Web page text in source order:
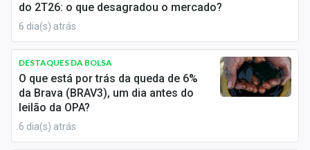
Central de Fundos Imobiliários
Central dos IPOs
Renda Fixa
Finanças Pessoais
do 2T26: o que desagradou o mercado?
6 dia(s) atrás
DESTAQUES DA BOLSA
O que está por trás da queda de 6%
da Brava (BRAV3), um dia antes do
leilão da OPA?
6 dia(s) atrás